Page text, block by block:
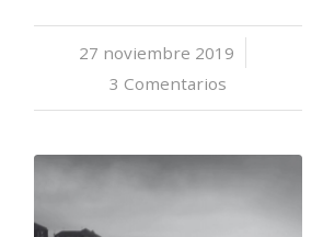
27 noviembre 2019
/
3 Comentarios